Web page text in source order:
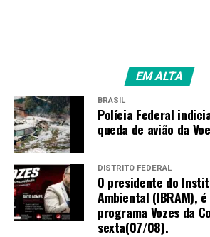
EM ALTA
BRASIL
Polícia Federal
queda de avião da
DISTRITO FEDERAL
O presidente do
Ambiental (IBRAM),
programa Vozes da
sexta(07/08).